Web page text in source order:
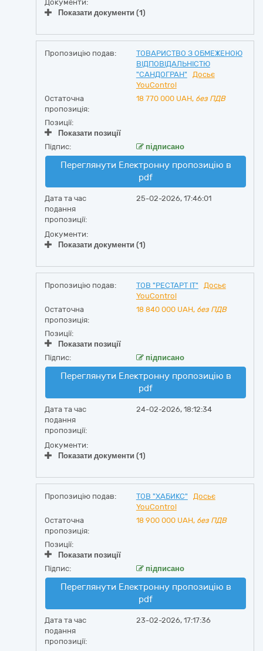
Документи:
Показати документи (1)
Пропозицію подав:
ТОВАРИСТВО З ОБМЕЖЕНОЮ
ВІДПОВІДАЛЬНІСТЮ
"САНДОГРАН"
Досьє
YouControl
Остаточна
пропозиція:
18 770 000 UAH, без ПДВ
Позиції:
Показати позиції
Підпис:
підписано
Переглянути Електронну пропозицію в
pdf
Дата та час
подання
пропозиції:
25-02-2026, 17:46:01
Документи:
Показати документи (1)
Пропозицію подав: ТОВ "РЕСТАРТ ІТ"
Досьє
YouControl
Остаточна
пропозиція:
18 840 000 UAH, без ПДВ
Позиції:
Показати позиції
Підпис:
підписано
Переглянути Електронну пропозицію в
pdf
Дата та час
подання
пропозиції:
24-02-2026, 18:12:34
Документи:
Показати документи (1)
Пропозицію подав: ТОВ "ХАБИКС"
Досьє
YouControl
Остаточна
пропозиція:
18 900 000 UAH, без ПДВ
Позиції:
Показати позиції
Підпис:
підписано
Переглянути Електронну пропозицію в
pdf
Дата та час
подання
пропозиції:
23-02-2026, 17:17:36